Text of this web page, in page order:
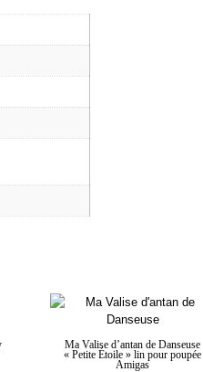
Ma Valise d’antan de Danseuse
« Petite Étoile » lin pour poupée
Amigas